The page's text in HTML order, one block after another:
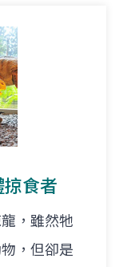
食者
，雖然牠
，但卻是